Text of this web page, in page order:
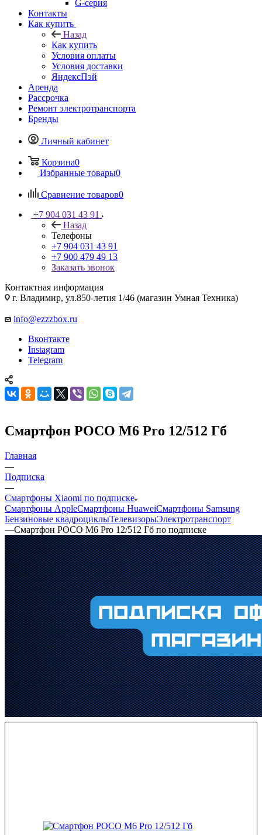
G-серия
Контакты
Как купить
Назад
Как купить
Условия оплаты
Условия доставки
ЯндексПэй
Аренда
Рассрочка
Ремонт электротранспорта
Бренды
Личный кабинет
Корзина0
Избранные товары0
Сравнение товаров0
+7 904 031 43 91
Назад
Телефоны
+7 904 031 43 91
+7 900 479 49 13
Заказать звонок
Контактная информация
г. Владимир, ул.850-летия 1/46 (магазин Умная Техника)
info@ezzzbox.ru
Вконтакте
Instagram
Telegram
Смартфон POCO M6 Pro 12/512 Гб
Главная
—
Подписка
—
Смартфоны Xiaomi по подписке
Смартфоны AppleСмартфоны HuaweiСмартфоны Samsung
Бензиновые квадроциклыТелевизорыЭлектротранспорт
—Смартфон POCO M6 Pro 12/512 Гб по подписке